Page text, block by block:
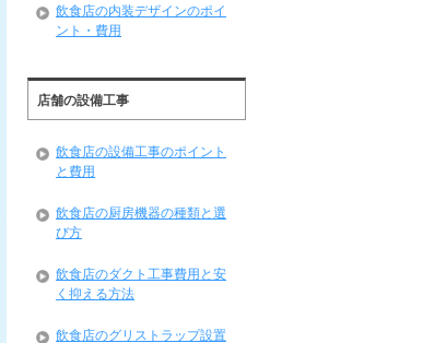
飲食店の内装デザインのポイ
ント・費用
店舗の設備工事
飲食店の設備工事のポイント
と費用
飲食店の厨房機器の種類と選
び方
飲食店のダクト工事費用と安
く抑える方法
飲食店のグリストラップ設置